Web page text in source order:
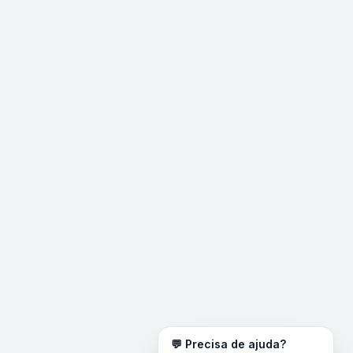
💬 Precisa de ajuda?